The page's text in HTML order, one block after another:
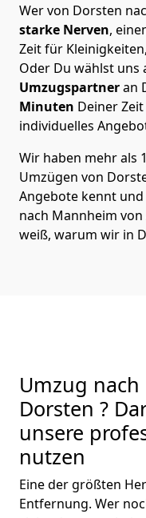
Wer von Dorsten
starke Nerven,
Zeit für
Oder Du wählst uns
Umzugspartneran
Minuten Deiner
individuelles
Wir haben mehr als
Umzügen von
Angebote kennt
nach Mannheim
weiß, warum wir in
Umzug
Dorsten ?
unsere
nutzen
Eine der größten
Entfernung. Wer